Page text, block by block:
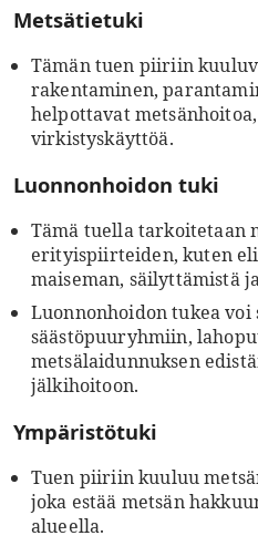
Metsätietuki
Tämän tuen piiriin
rakentaminen,
helpottavat
virkistyskäyttöä.
Luonnonhoidon tuki
Tämä tuella tarkoitetaan
erityispiirteiden, kuten
maiseman, säilyttämistä
Luonnonhoidon tukea voi
säästöpuuryhmiin,
metsälaidunnuksen
jälkihoitoon.
Ympäristötuki
Tuen piiriin kuuluu
joka estää metsän
alueella.